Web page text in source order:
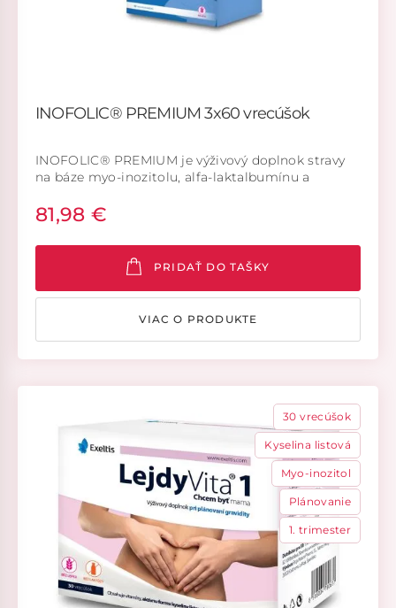
INOFOLIC® PREMIUM 3x60 vrecúšok
INOFOLIC® PREMIUM je výživový doplnok stravy
na báze myo-inozitolu, alfa-laktalbumínu a
dodatočného množstva myo-inozitolu, alfa-
laktalbumínu a kysliny listovej v prípade ich
zníženého prísunu v strave alebo pri ich zvýšenej
potrebe v organizme.
81,98 €
PRIDAŤ DO TAŠKY
VIAC O PRODUKTE
30 vrecúšok
Kyselina listová
Myo-inozitol
Plánovanie
1. trimester